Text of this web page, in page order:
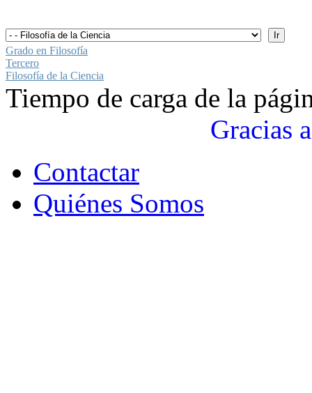
Grado en Filosofía
Tercero
Filosofía de la Ciencia
Tiempo de carga de la
Gracias a
Contactar
Quiénes Somos